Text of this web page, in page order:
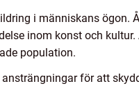
i människans ögon.
inom konst och
population.
för att